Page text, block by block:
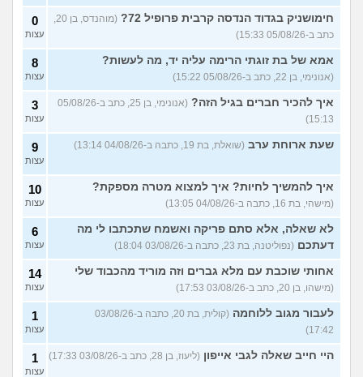
צלוליט בגיל הנעורים, מה
לעשות? (אנונימית, בת 16)
2
עצות
(מעיין, בן 14) 5
עצות
עוד שאלות חדשות במדור
חימושניק בגדוד הנדסה קרבית פרופיל 72?
(מוהנדס, בן 20,
כתב ב-05/08/26 15:33)
0
עצות
אמא של בת זוגתי הרימה עליה יד, מה לעשות?
(אנונימי, בן 22, כתב ב-05/08/26 15:22)
8
עצות
איך להכיר חברים בגיל הזה?
(אנונימי, בן 25, כתב ב-05/08/26
15:13)
3
עצות
שעת ארוחת ערב (שואלת, בת 19, כתבה ב-04/08/26 13:14) 9
עצות
איך להמשיך לחיות? איך למצוא מטרה מספקת?
(מישהי, בת 16, כתבה ב-04/08/26 13:05)
10
עצות
לא שאלה, אלא סתם פריקה ואשמח שתכתבו לי מה
דעתכם (נפוליטנה, בת 23, כתבה ב-03/08/26 18:04)
6
עצות
אחותי שוכבת עם מלא גברים וזה מוריד מהכבוד שלי
(מישהו, בן 20, כתב ב-03/08/26 17:53)
14
עצות
לעבור מגוב ללוחמה
(קולית, בת 20, כתבה ב-03/08/26
17:42)
1
עצות
היי חייב שאלה לגבי אייפון (ליעוז, בן 28, כתב ב-03/08/26 17:33) 1
עצות